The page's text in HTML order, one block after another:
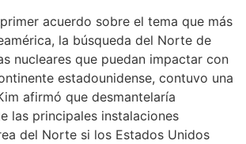
acuerdo sobre el tema que más
la búsqueda del Norte de
nucleares que puedan impactar con
estadounidense, contuvo una
afirmó que desmantelaría
las principales instalaciones
del Norte si los Estados Unidos